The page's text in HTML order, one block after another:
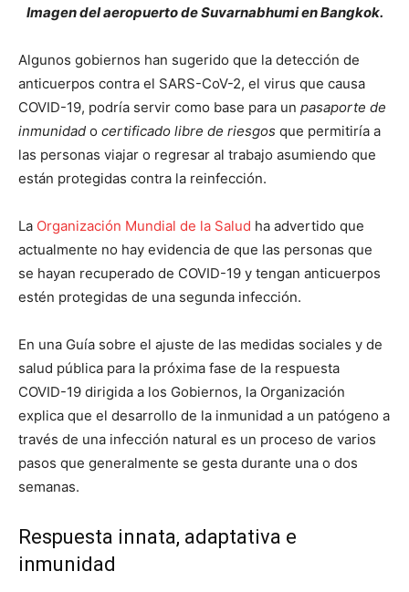
Imagen del aeropuerto de Suvarnabhumi en Bangkok.
Algunos gobiernos han sugerido que la detección de
anticuerpos contra el SARS-CoV-2, el virus que causa
COVID-19, podría servir como base para un pasaporte de
inmunidad o certificado libre de riesgos que permitiría a
las personas viajar o regresar al trabajo asumiendo que
están protegidas contra la reinfección.
La Organización Mundial de la Salud ha advertido que
actualmente no hay evidencia de que las personas que
se hayan recuperado de COVID-19 y tengan anticuerpos
estén protegidas de una segunda infección.
En una Guía sobre el ajuste de las medidas sociales y de
salud pública para la próxima fase de la respuesta
COVID-19 dirigida a los Gobiernos, la Organización
explica que el desarrollo de la inmunidad a un patógeno a
través de una infección natural es un proceso de varios
pasos que generalmente se gesta durante una o dos
semanas.
Respuesta innata, adaptativa e
inmunidad